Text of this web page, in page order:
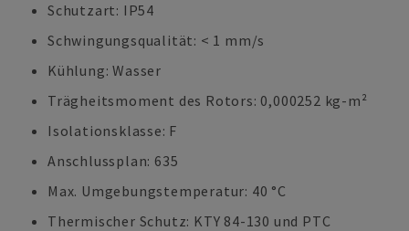
Schutzart: IP54
Schwingungsqualität: < 1 mm/s
Kühlung: Wasser
Trägheitsmoment des Rotors: 0,000252 kg-m²
Isolationsklasse: F
Anschlussplan: 635
Max. Umgebungstemperatur: 40 °C
Thermischer Schutz: KTY 84-130 und PTC